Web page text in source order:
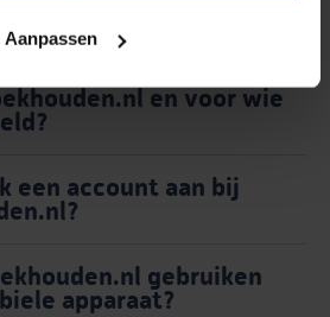
Aanpassen
en voor wie
een account aan bij
gebruiken
apparaat?